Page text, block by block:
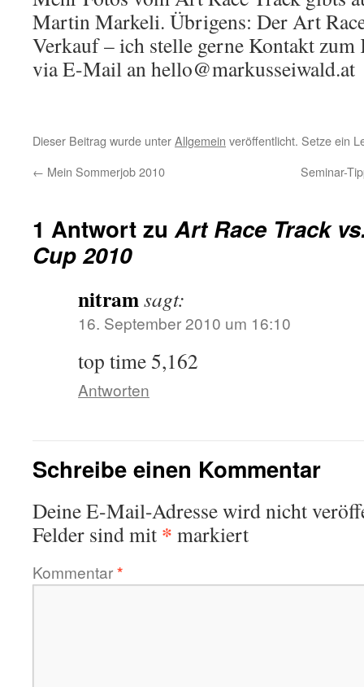
Martin Markeli. Übrigens: Der Art
Verkauf – ich stelle gerne Kontakt
via E-Mail anhello@markusseiwald.at
Dieser Beitrag wurde unterAllgemein veröffentlicht. Setze ein
← Mein Sommerjob 2010 Seminar-
1 Antwort zuArt Race Track
Cup 2010
nitramsagt:
16. September 2010 um 16:10
top time 5,162
Antworten
Schreibe einen Kommentar
Deine E-Mail-Adresse wird nicht
Felder sind mit * markiert
Kommentar*